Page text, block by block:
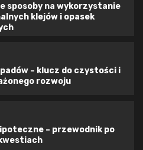
sposoby na wykorzystanie
klejów i opasek
– klucz do czystości i
rozwoju
– przewodnik po